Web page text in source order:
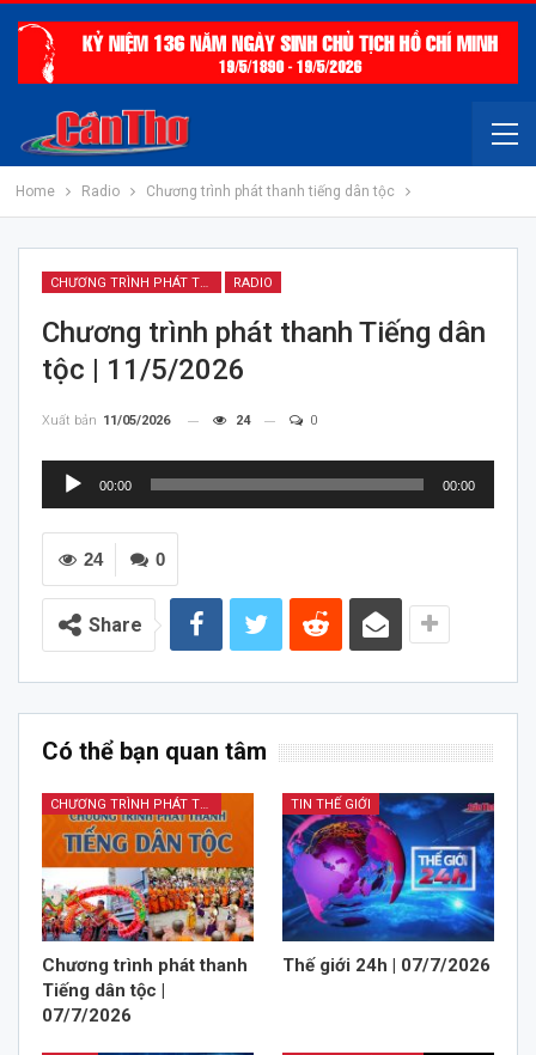
Home Radio Chương trình phát thanh tiếng dân tộc
CHƯƠNG TRÌNH PHÁT THANH TIẾNG DÂN TỘC RADIO
Chương trình phát thanh Tiếng dân
tộc | 11/5/2026
Xuất bản 11/05/2026 24 0
Trình
Audio
00:00 00:00
0
24
Share
Có thể bạn quan tâm
CHƯƠNG TRÌNH PHÁT THANH TIẾNG DÂN TỘC
Chương trình phát thanh
Tiếng dân tộc |
07/7/2026
TIN THẾ GIỚI
Thế giới 24h | 07/7/2026